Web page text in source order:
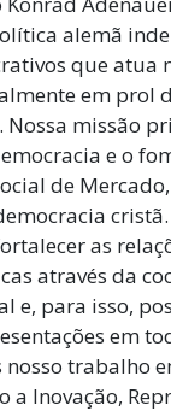
alemã
que atua
em prol
Nossa missão
e o
de
as
através da
e, para isso,
em
trabalho
a Inovação,